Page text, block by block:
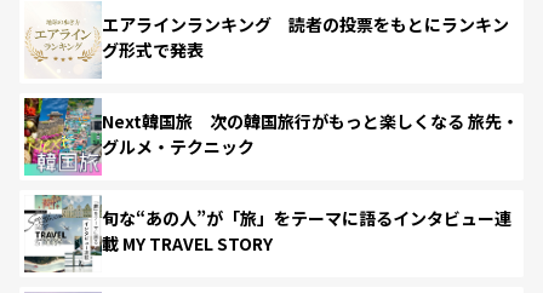
エアラインランキング 読者の投票をもとにランキン
グ形式で発表
Next韓国旅 次の韓国旅行がもっと楽しくなる 旅先・
グルメ・テクニック
旬な“あの人”が「旅」をテーマに語るインタビュー連
載 MY TRAVEL STORY